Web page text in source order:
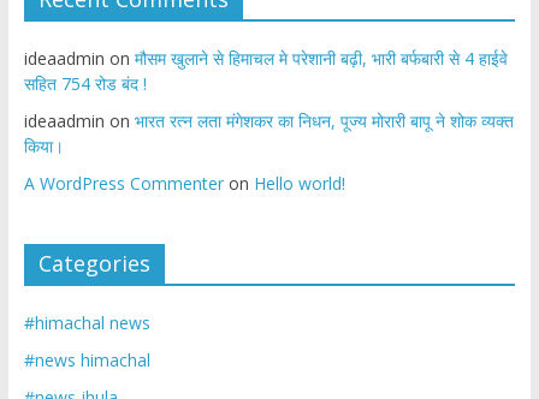
ideaadmin on मौसम खुलाने से हिमाचल मे परेशानी बढ़ी, भारी बर्फबारी से 4 हाईवे
सहित 754 रोड बंद !
ideaadmin on भारत रत्न लता मंगेशकर का निधन, पूज्य मोरारी बापू ने शोक व्यक्त
किया।
A WordPress Commenteron Hello world!
Categories
#himachal news
#news himachal